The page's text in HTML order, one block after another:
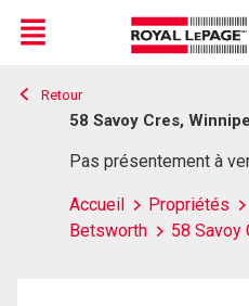
Live
En Direct
Menu
Retour
58 Savoy Cres,
Pas présentement à
Accueil Propriétés
Betsworth
58 Savoy